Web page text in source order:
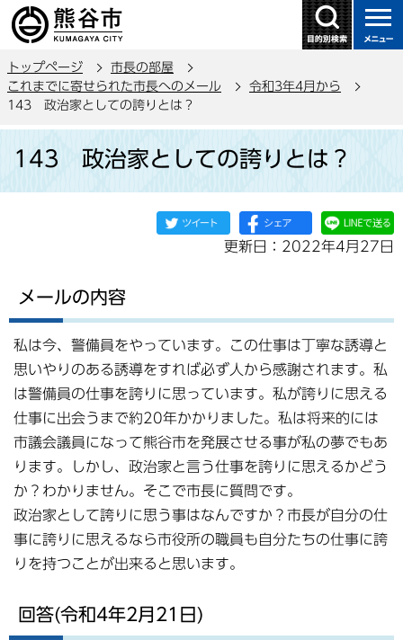
の
ー
ジ
で
トップページ
市長の部屋
これまでに寄せられた市長へのメール
令和3年4月から
143 政治家としての誇りとは？
143 政治家としての誇りとは？
更新日：2022年4月27日
メールの内容
私は今、警備員をやっています。この仕事は丁寧な誘導と
思いやりのある誘導をすれば必ず人から感謝されます。私
は警備員の仕事を誇りに思っています。私が誇りに思える
仕事に出会うまで約20年かかりました。私は将来的には
市議会議員になって熊谷市を発展させる事が私の夢でもあ
ります。しかし、政治家と言う仕事を誇りに思えるかどう
か？わかりません。そこで市長に質問です。
政治家として誇りに思う事はなんですか？市長が自分の仕
事に誇りに思えるなら市役所の職員も自分たちの仕事に誇
りを持つことが出来ると思います。
回答(令和4年2月21日)